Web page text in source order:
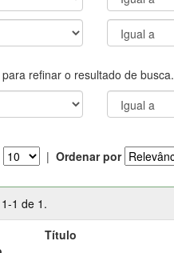
refinar o resultado de busca.
| Ordenar por
1 de 1.
Título